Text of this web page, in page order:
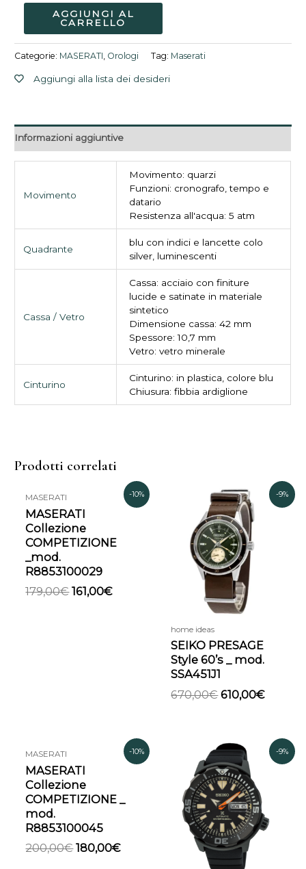
AGGIUNGI AL
CARRELLO
Categorie: MASERATI Orologi Tag: Maserati
Aggiungi alla lista dei desideri
Informazioni aggiuntive
Movimento
Movimento: quarzi
Funzioni: cronografo, tempo e
datario
Resistenza all'acqua: 5 atm
Quadrante
blu con indici e lancette colo
silver, luminescenti
Cassa / Vetro
Cassa: acciaio con finiture
lucide e satinate in materiale
sintetico
Dimensione cassa: 42 mm
Spessore: 10,7 mm
Vetro: vetro minerale
Cinturino
Cinturino: in plastica, colore blu
Chiusura: fibbia ardiglione
Prodotti correlati
-10%
MASERATI
MASERATI
Collezione
COMPETIZIONE
_mod.
R8853100029
179,00€
originale
era:
179,00€.
161,00€
prezzo
161,00€.
-9%
home ideas
SEIKO PRESAGE
Style 60’s _ mod.
SSA451J1
670,00€
Il
prezzo
originale
era:
670,00€.
610,00€
Il
prezzo
-10%
MASERATI
MASERATI
Collezione
COMPETIZIONE _
mod.
R8853100045
200,00€
prezzo
originale
era:
200,00€.
180,00€
Il
prezzo
180,00€.
-9%
Il
prezzo
originale
era:
480,00€.
Il